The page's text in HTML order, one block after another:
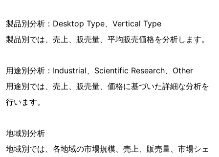
製品別分析：Desktop Type、Vertical Type
製品別では、売上、販売量、平均販売価格を分析します。
用途別分析：Industrial、Scientific Research、Other
用途別では、売上、販売量、価格に基づいた詳細な分析を
行います。
地域別分析
地域別では、各地域の市場規模、売上、販売量、市場シェ